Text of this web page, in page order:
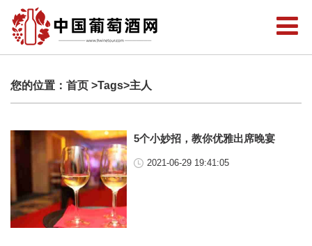
您的位置： 首页 >Tags>主人
5个小妙招，教你优雅出席晚宴
2021-06-29 19:41:05